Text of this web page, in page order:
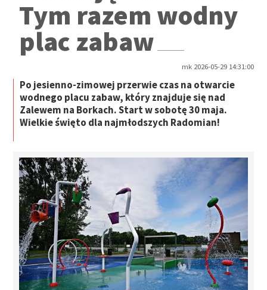
Tym razem wodny
plac zabaw
mk 2026-05-29 14:31:00
Po jesienno-zimowej przerwie czas na otwarcie
wodnego placu zabaw, który znajduje się nad
Zalewem na Borkach. Start w sobotę 30 maja.
Wielkie święto dla najmłodszych Radomian!